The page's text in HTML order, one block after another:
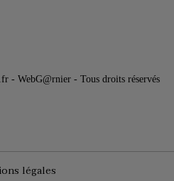
- WebG@rnier - Tous droits réservés
légales